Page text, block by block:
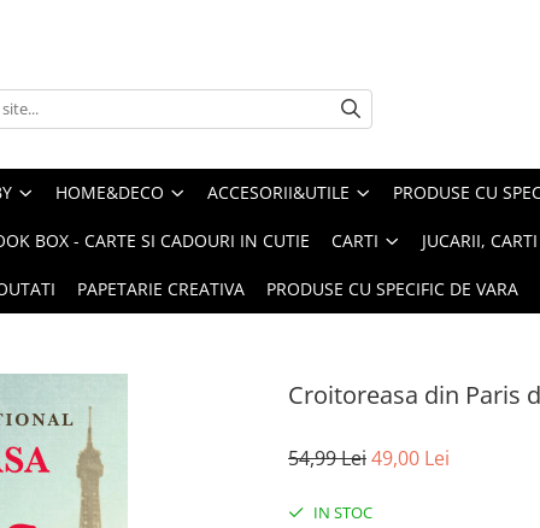
HOME&DECO ACCESORII&UTILE PRODUSE CU
BOX - CARTE SI CADOURI IN CUTIE CARTI JUCARII,
PAPETARIE CREATIVA PRODUSE CU SPECIFIC DE VARA
Croitoreasa din Paris
54,99 Lei49,00 Lei
IN STOC